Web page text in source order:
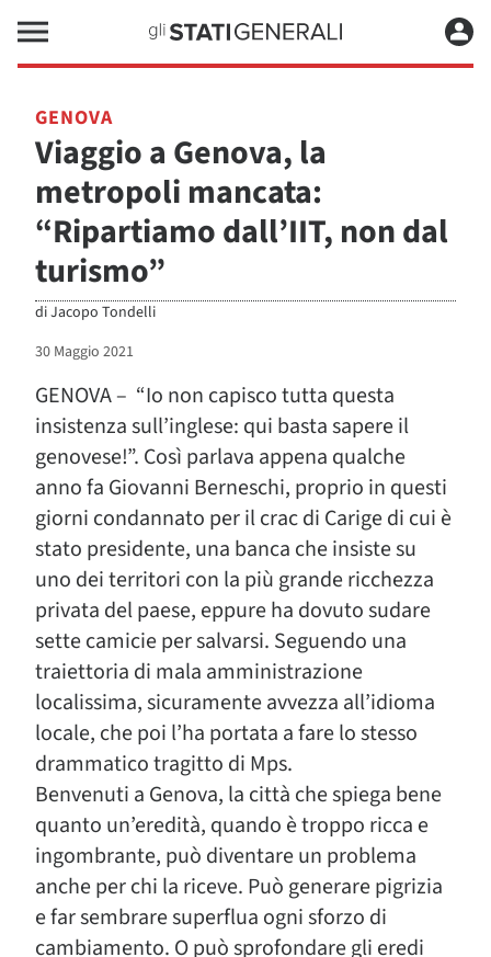
GENOVA
Viaggio a Genova, la
metropoli mancata:
“Ripartiamo dall’IIT, non dal
turismo”
diJacopo Tondelli
30 Maggio 2021
GENOVA – “Io non capisco tutta questa
insistenza sull’inglese: qui basta sapere il
genovese!”. Così parlava appena qualche
anno fa Giovanni Berneschi, proprio in questi
giorni condannato per il crac di Carige di cui è
stato presidente, una banca che insiste su
uno dei territori con la più grande ricchezza
privata del paese, eppure ha dovuto sudare
sette camicie per salvarsi. Seguendo una
traiettoria di mala amministrazione
localissima, sicuramente avvezza all’idioma
locale, che poi l’ha portata a fare lo stesso
drammatico tragitto di Mps.
Benvenuti a Genova, la città che spiega bene
quanto un’eredità, quando è troppo ricca e
ingombrante, può diventare un problema
anche per chi la riceve. Può generare pigrizia
e far sembrare superflua ogni sforzo di
cambiamento. O può sprofondare gli eredi